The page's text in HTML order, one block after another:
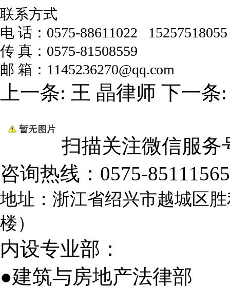
联系方式
电 话：0575-88611022
传 真：0575-81508559
邮 箱：1145236270@qq.com
上一条: 王 晶律师 下一
扫描关注微信服务
咨询热线： 0575-85111565
地址：浙江省绍兴市越城区
楼）
内设专业部：
●建筑与房地产法律部